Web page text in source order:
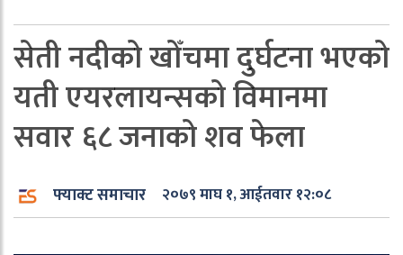
सेती नदीको खोँचमा दुर्घटना भएको
यती एयरलायन्सको विमानमा
सवार ६८ जनाको शव फेला
फ्याक्ट समाचार २०७९ माघ १, आईतवार १२:०८